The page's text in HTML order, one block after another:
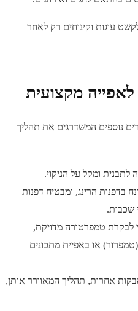
עוגות וקינוחים רק לאחר
מקצועית
נוספים המשדרגים את תהליך
ומקל על הניקוי.
בדפנות הרינג, ומבטיח דפנות
שכבות.
לבקרת טמפרטורה מדויקת,
או באפיית מתכונים
אחרות, תהליך המאוורר אותן,